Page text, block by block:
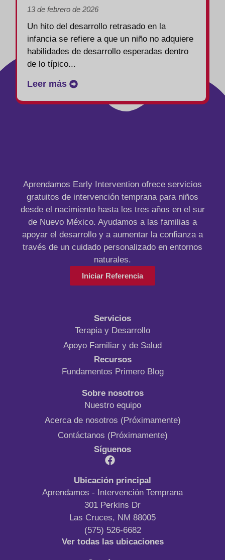
13 de febrero de 2026
Un hito del desarrollo retrasado en la
infancia se refiere a que un niño no adquiere
habilidades de desarrollo esperadas dentro
de lo típico...
Leer más
Aprendamos Early Intervention ofrece servicios
gratuitos de intervención temprana para niños
desde el nacimiento hasta los tres años en el sur
de Nuevo México. Ayudamos a las familias a
apoyar el desarrollo y a aumentar la confianza a
través de un cuidado personalizado en entornos
naturales.
Iniciar Referencia
Servicios
Terapia y Desarrollo
Apoyo Familiar y de Salud
Recursos
Fundamentos Primero Blog
Sobre nosotros
Nuestro equipo
Acerca de nosotros (Próximamente)
Contáctanos (Próximamente)
Síguenos
Ubicación principal
Aprendamos - Intervención Temprana
301 Perkins Dr
Las Cruces, NM 88005
(575) 526-6682
Ver todas las ubicaciones